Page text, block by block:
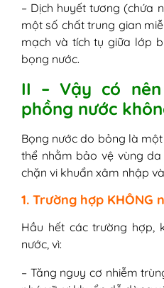
– Dịch huyết tương (chứa
một số chất trung gian
mạch và tích tụ giữa lớp
bọng nước.
II – Vậy có
phồng nước
Bọng nước do bỏng là
thể nhằm bảo vệ vùng
chặn vi khuẩn xâm nhập
1. Trường hợp KHÔNG
Hầu hết các trường hợp,
nước, vì:
– Tăng nguy cơ nhiễm